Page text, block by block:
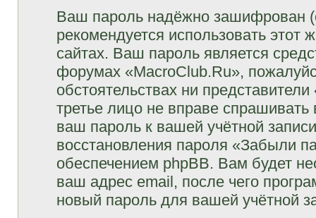
Ваш пароль надёжно зашифрован
рекомендуется использовать этот
сайтах. Ваш пароль является
форумах «MacroClub.Ru»,
обстоятельствах ни
третье лицо не вправе
ваш пароль к вашей учётной
восстановления пароля «Забыли
обеспечением phpBB. Вам будет
ваш адрес email, после чего
новый пароль для вашей учётной